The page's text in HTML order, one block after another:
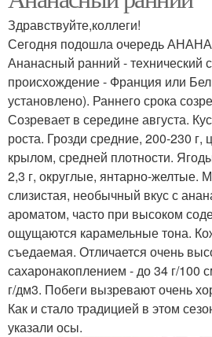
Здравствуйте,коллеги!
Сегодня подошла очередь
Ананасный ранний - технический
происхождение - Франция или
установлено). Раннего срока
Созревает в середине августа.
роста. Грозди средние, 200-230 г,
крылом, средней плотности.
2,3 г, округлые, янтарно-желтые.
слизистая, необычный вкус с
ароматом, часто при высоком
ощущаются карамельные тона.
съедаемая. Отличается очень
сахаронакоплением - до 34 г/100
г/дм3. Побеги вызревают очень
Как и стало традицией в этом
указали осы.